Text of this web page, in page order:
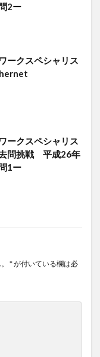
2ー
ークスペシャリス
ークスペシャリス
問挑戦 平成26年
1ー
*が付いている欄は必